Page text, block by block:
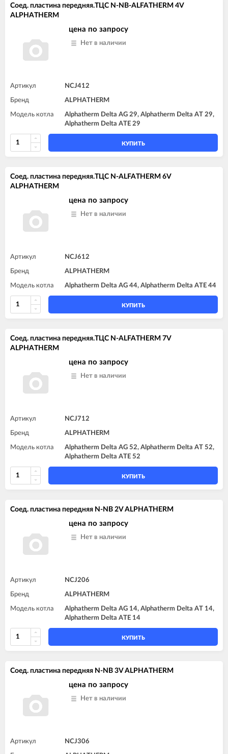
Соед. пластина передняя.TЦC N-NB-ALFATHERM 4V
ALPHATHERM
цена по запросу
Нет в наличии
Артикул NCJ412
Бренд ALPHATHERM
Модель котла
Alphatherm Delta AG 29, Alphatherm Delta AT 29,
Alphatherm Delta ATE 29
КУПИТЬ
Соед. пластина передняя.TЦC N-ALFATHERM 6V
ALPHATHERM
цена по запросу
Нет в наличии
Артикул NCJ612
Бренд ALPHATHERM
Модель котла Alphatherm Delta AG 44, Alphatherm Delta ATE 44
КУПИТЬ
Соед. пластина передняя.TЦC N-ALFATHERM 7V
ALPHATHERM
цена по запросу
Нет в наличии
Артикул NCJ712
Бренд ALPHATHERM
Модель котла
Alphatherm Delta AG 52, Alphatherm Delta AT 52,
Alphatherm Delta ATE 52
КУПИТЬ
Соед. пластина передняя N-NB 2V ALPHATHERM
цена по запросу
Нет в наличии
Артикул NCJ206
Бренд ALPHATHERM
Модель котла
Alphatherm Delta AG 14, Alphatherm Delta AT 14,
Alphatherm Delta ATE 14
КУПИТЬ
Соед. пластина передняя N-NB 3V ALPHATHERM
цена по запросу
Нет в наличии
Артикул NCJ306